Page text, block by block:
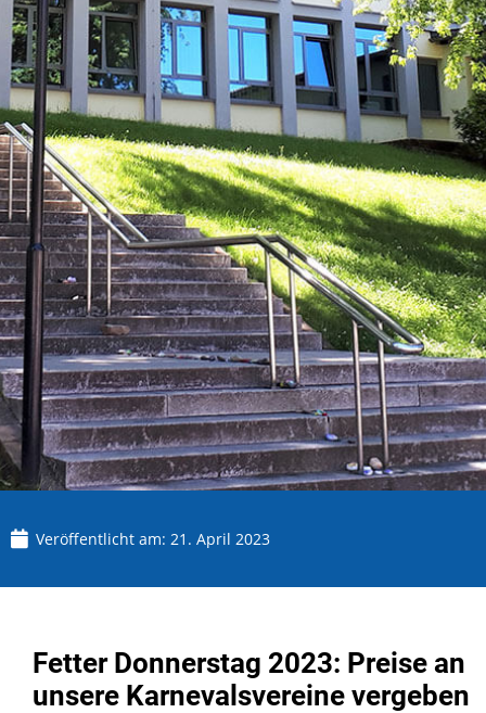
Veröffentlicht am: 21. April 2023
Fetter Donnerstag 2023: Preise an
unsere Karnevalsvereine vergeben